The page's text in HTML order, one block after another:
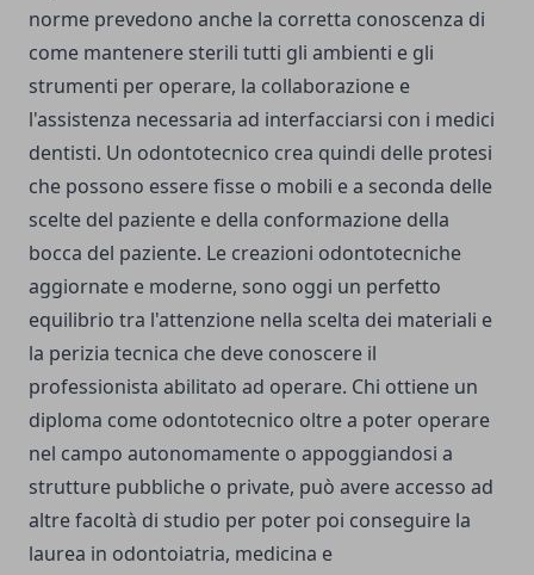
norme prevedono anche la corretta conoscenza di
come mantenere sterili tutti gli ambienti e gli
strumenti per operare, la collaborazione e
l'assistenza necessaria ad interfacciarsi con i medici
dentisti. Un odontotecnico crea quindi delle protesi
che possono essere fisse o mobili e a seconda delle
scelte del paziente e della conformazione della
bocca del paziente. Le creazioni odontotecniche
aggiornate e moderne, sono oggi un perfetto
equilibrio tra l'attenzione nella scelta dei materiali e
la perizia tecnica che deve conoscere il
professionista abilitato ad operare. Chi ottiene un
diploma come odontotecnico oltre a poter operare
nel campo autonomamente o appoggiandosi a
strutture pubbliche o private, può avere accesso ad
altre facoltà di studio per poter poi conseguire la
laurea in odontoiatria, medicina e